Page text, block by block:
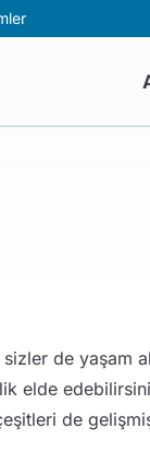
sizler de yaşam
elde
de